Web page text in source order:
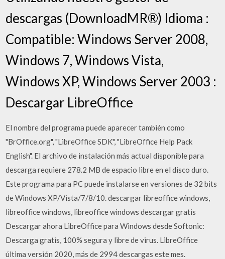
descargas (DownloadMR®) Idioma :
Compatible: Windows Server 2008,
Windows 7, Windows Vista,
Windows XP, Windows Server 2003 :
Descargar LibreOffice
El nombre del programa puede aparecer también como
"BrOffice.org", "LibreOffice SDK", "LibreOffice Help Pack
English". El archivo de instalación más actual disponible para
descarga requiere 278.2 MB de espacio libre en el disco duro.
Este programa para PC puede instalarse en versiones de 32 bits
de Windows XP/Vista/7/8/10. descargar libreoffice windows,
libreoffice windows, libreoffice windows descargar gratis
Descargar ahora LibreOffice para Windows desde Softonic:
Descarga gratis, 100% segura y libre de virus. LibreOffice
última versión 2020, más de 2994 descargas este mes.